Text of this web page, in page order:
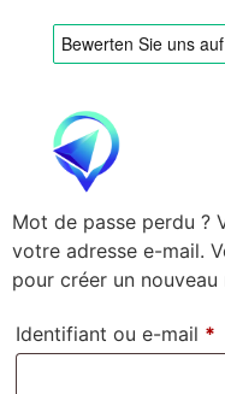
Mot de passe perdu ?
votre adresse e-mail.
pour créer un nouveau
Identifiant ou e-mail *